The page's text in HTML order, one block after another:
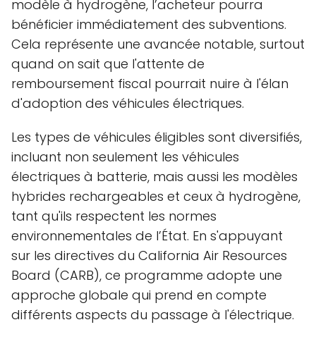
modèle à hydrogène, l’acheteur pourra
bénéficier immédiatement des subventions.
Cela représente une avancée notable, surtout
quand on sait que l'attente de
remboursement fiscal pourrait nuire à l'élan
d'adoption des véhicules électriques.
Les types de véhicules éligibles sont diversifiés,
incluant non seulement les véhicules
électriques à batterie, mais aussi les modèles
hybrides rechargeables et ceux à hydrogène,
tant qu'ils respectent les normes
environnementales de l’État. En s'appuyant
sur les directives du California Air Resources
Board (CARB), ce programme adopte une
approche globale qui prend en compte
différents aspects du passage à l'électrique.